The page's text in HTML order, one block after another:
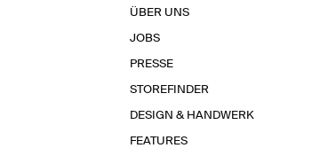
ÜBER UNS
JOBS
PRESSE
STOREFINDER
DESIGN & HANDWERK
FEATURES